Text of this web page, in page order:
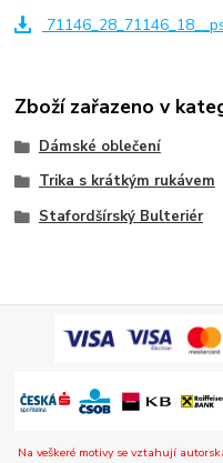
Zboží zařazeno v
Dámské oblečení
Trika s krátkým rukávem
Stafordšírský Bulteriér
Na veškeré motivy se vztahují